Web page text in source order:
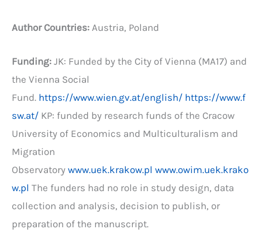
Author Countries: Austria, Poland
Funding: JK: Funded by the City of Vienna (MA17) and
the Vienna Social
Fund. https://www.wien.gv.at/english/ https://www.f
sw.at/ KP: funded by research funds of the Cracow
University of Economics and Multiculturalism and
Migration
Observatory www.uek.krakow.pl www.owim.uek.krako
w.pl The funders had no role in study design, data
collection and analysis, decision to publish, or
preparation of the manuscript.